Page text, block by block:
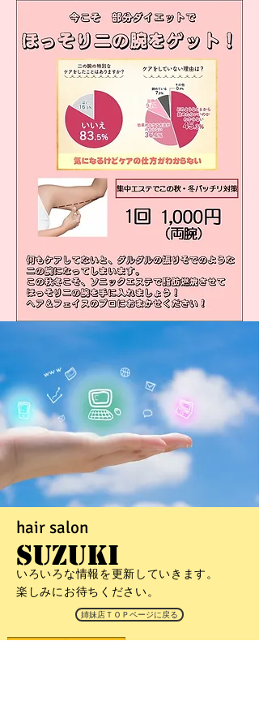
hair salon
SUZUKI
いろいろな情報を更新していきます。
楽しみにお待ちください。
姉妹店ＴＯＰページに戻る
ＴＯＰ